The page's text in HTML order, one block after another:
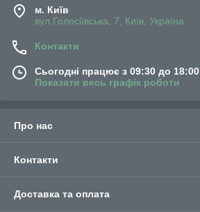
м. Київ
вул.Голосіївська, 7, Київ, Україна
Контакти
Сьогодні працює з 09:30 до 18:00
Показати весь графік роботи
Про нас
Контакти
Доставка та оплата